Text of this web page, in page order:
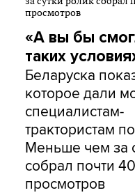
«А вы бы
таких
Беларуска
которое дали
специалистам-
трактористам
Меньше чем за
собрал почти
просмотров